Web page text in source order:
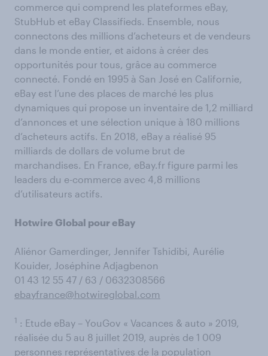
commerce qui comprend les plateformes eBay,
StubHub et eBay Classifieds. Ensemble, nous
connectons des millions d’acheteurs et de vendeurs
dans le monde entier, et aidons à créer des
opportunités pour tous, grâce au commerce
connecté. Fondé en 1995 à San José en Californie,
eBay est l’une des places de marché les plus
dynamiques qui propose un inventaire de 1,2 milliard
d’annonces et une sélection unique à 180 millions
d’acheteurs actifs. En 2018, eBay a réalisé 95
milliards de dollars de volume brut de
marchandises. En France, eBay.fr figure parmi les
leaders du e-commerce avec 4,8 millions
d’utilisateurs actifs.
Hotwire Global pour eBay
Aliénor Gamerdinger, Jennifer Tshidibi, Aurélie
Kouider, Joséphine Adjagbenon
01 43 12 55 47 / 63 / 0632308566
ebayfrance@hotwireglobal.com
1 : Etude eBay – YouGov « Vacances & auto » 2019,
réalisée du 5 au 8 juillet 2019, auprès de 1 009
personnes représentatives de la population